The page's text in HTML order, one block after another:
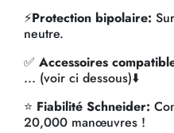
⚡Protection bipolaire:
neutre.
✅ Accessoires
... (voir ci dessous)⬇️
⭐ Fiabilité Schneider:
20,000 manœuvres !